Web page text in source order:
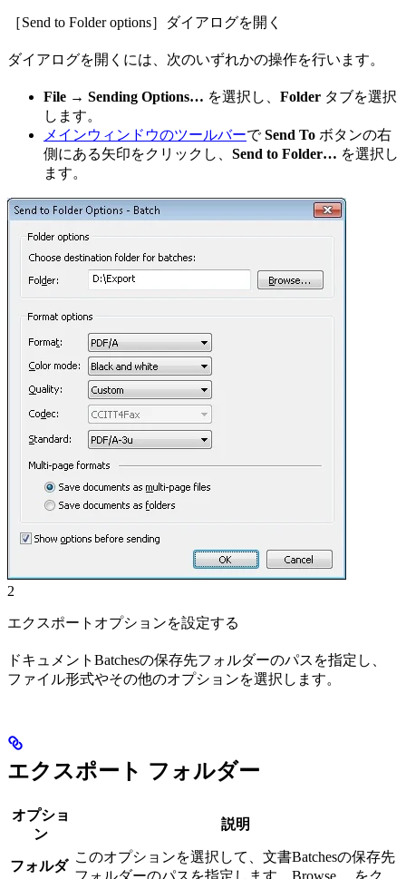
［Send to Folder options］ダイアログを開く
ダイアログを開くには、次のいずれかの操作を行います。
File → Sending Options… を選択し、 Folder タブを選択
します。
メインウィンドウのツールバーでSend To ボタンの右
側にある矢印をクリックし、 Send to Folder… を選択し
ます。
2
エクスポートオプションを設定する
ドキュメントBatchesの保存先フォルダーのパスを指定し、
ファイル形式やその他のオプションを選択します。
エクスポート フォルダー
オプショ
ン
説明
フォルダ
このオプションを選択して、文書Batchesの保存先
フォルダーのパスを指定します。Browse… をク